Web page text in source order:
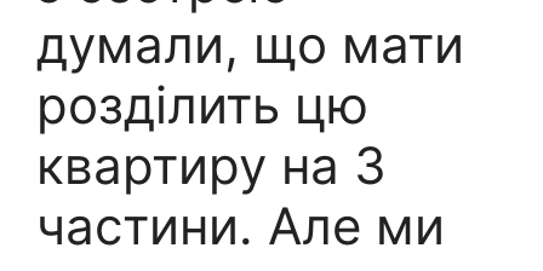
думали, що мати
розділить цю
квартиру на 3
частини. Але ми